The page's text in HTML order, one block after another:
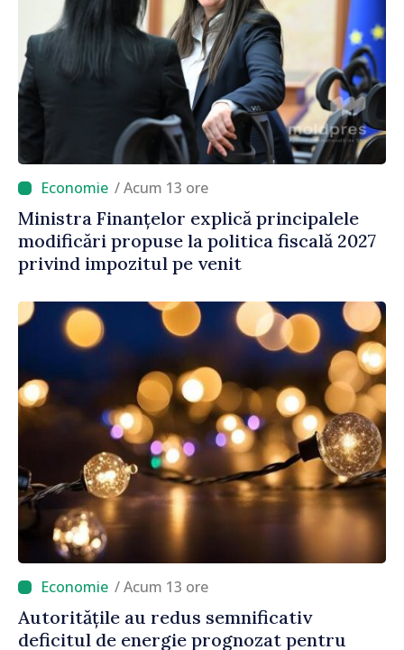
/ Acum 13 ore
Ministra Finanțelor explică principalele
modificări propuse la politica fiscală 2027
privind impozitul pe venit
/ Acum 13 ore
Autoritățile au redus semnificativ
deficitul de energie prognozat pentru